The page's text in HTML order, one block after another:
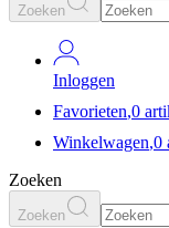
Zoeken
Inloggen
Favorieten,0
Winkelwagen,0
Zoeken
Zoeken